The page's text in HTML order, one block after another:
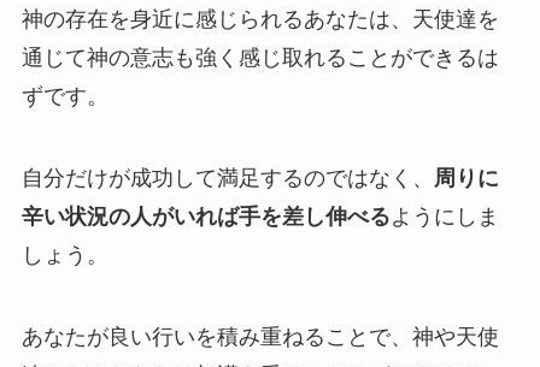
神の存在を身近に感じられるあなたは、天使達を
通じて神の意志も強く感じ取れることができるは
ずです。
自分だけが成功して満足するのではなく、 周りに
辛い状況の人がいれば手を差し伸べるようにしま
しょう。
あなたが良い行いを積み重ねることで、神や天使